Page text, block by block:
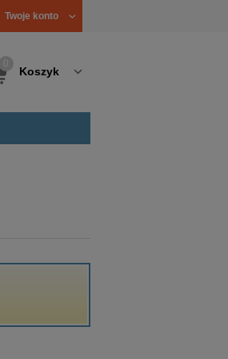
Twoje konto
Koszyk